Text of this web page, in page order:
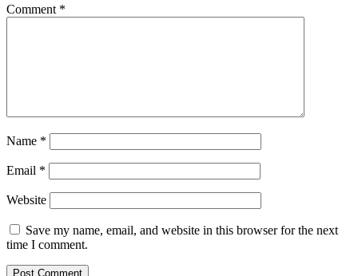
Comment *
Name *
Email *
Website
Save my name, email, and website in this browser for the next
time I comment.